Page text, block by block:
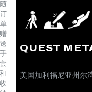
QUEST
美国加利福尼亚州尔
随
订
单
赠
送
手
套
和
收